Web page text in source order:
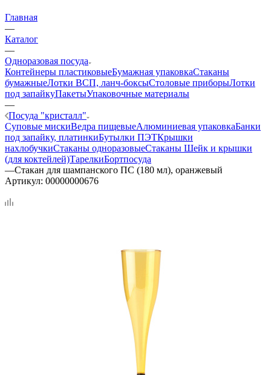
Главная
—
Каталог
—
Одноразовая посуда
Контейнеры пластиковыеБумажная упаковкаСтаканы
бумажныеЛотки ВСП, ланч-боксыСтоловые приборыЛотки
под запайкуПакетыУпаковочные материалы
—
Посуда "кристалл"
Суповые мискиВедра пищевыеАлюминиевая упаковкаБанки
под запайку, платинкиБутылки ПЭТКрышки
нахлобучкиСтаканы одноразовыеСтаканы Шейк и крышки
(для коктейлей)ТарелкиБортпосуда
—Стакан для шампанского ПС (180 мл), оранжевый
Артикул: 00000000676